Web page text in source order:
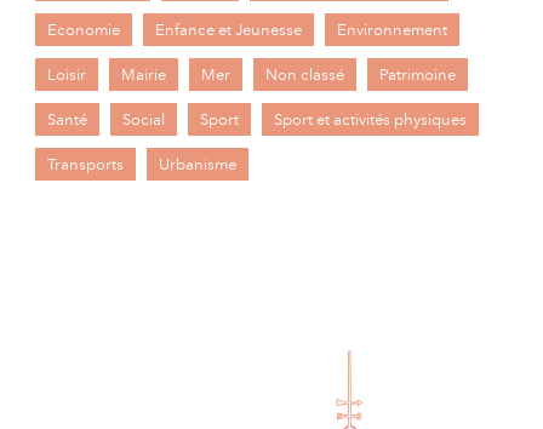
Economie Enfance et Jeunesse Environnement
Loisir Mairie Mer Non classé Patrimoine
Santé Social Sport Sport et activités physiques
Transports Urbanisme